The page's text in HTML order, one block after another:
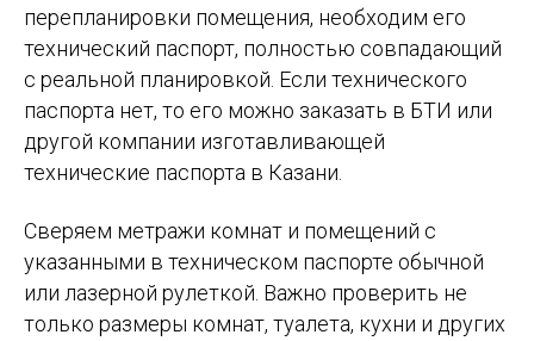
перепланировки помещения, необходим его
технический паспорт, полностью совпадающий
с реальной планировкой. Если технического
паспорта нет, то его можно заказать в БТИ или
другой компании изготавливающей
технические паспорта в Казани.
Сверяем метражи комнат и помещений с
указанными в техническом паспорте обычной
или лазерной рулеткой. Важно проверить не
только размеры комнат, туалета, кухни и других